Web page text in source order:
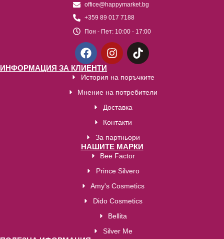
office@happymarket.bg
+359 89 017 7188
Пон - Пет: 10:00 - 17:00
ИНФОРМАЦИЯ ЗА КЛИЕНТИ
История на поръчките
Мнение на потребители
Доставка
Контакти
За партньори
НАШИТЕ МАРКИ
Bee Factor
Prince Silvero
Amy's Cosmetics
Dido Cosmetics
Bellita
Silver Me